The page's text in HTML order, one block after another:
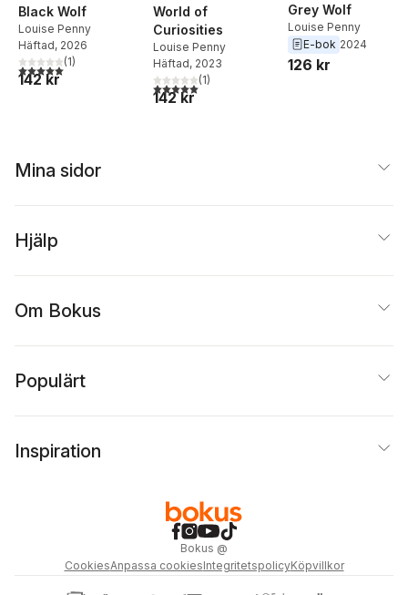
Black Wolf
Louise Penny
Häftad, 2026
5,0utav 5 stjärnor. Totalt antal röster:
(1)
142 kr
World of
Curiosities
Louise Penny
Häftad, 2023
5,0utav 5 stjärnor. Totalt antal röster:
(1)
142 kr
Grey Wolf
Louise Penny
E-bok 2024
126 kr
Mina sidor
Hjälp
Om Bokus
Populärt
Inspiration
Bokus @
CookiesAnpassa cookiesIntegritetspolicyKöpvillkor